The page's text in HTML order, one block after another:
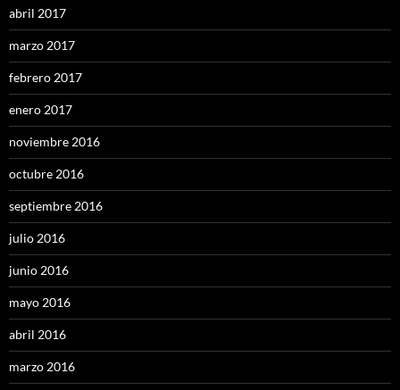
abril 2017
marzo 2017
febrero 2017
enero 2017
noviembre 2016
octubre 2016
septiembre 2016
julio 2016
junio 2016
mayo 2016
abril 2016
marzo 2016